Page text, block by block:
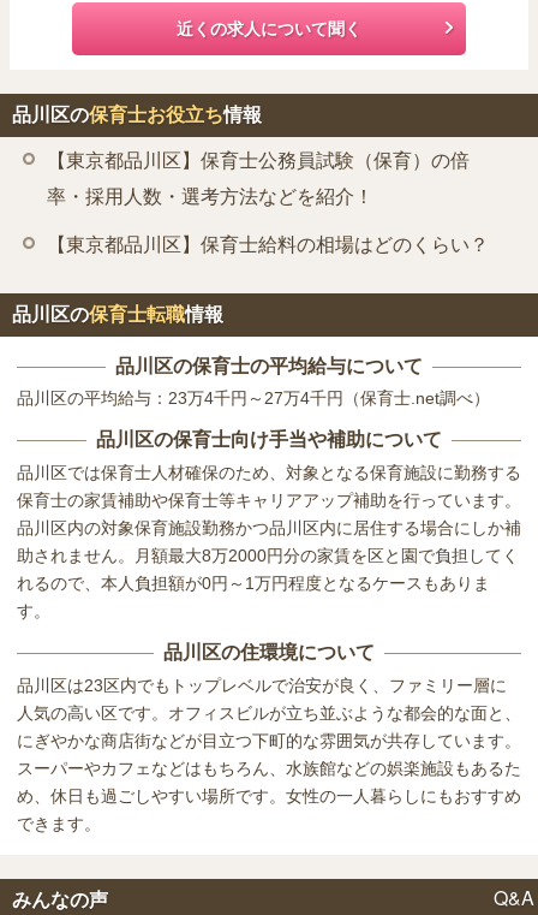
近くの求人について聞く
品川区の保育士お役立ち情報
【東京都品川区】保育士公務員試験（保育）の倍
率・採用人数・選考方法などを紹介！
【東京都品川区】保育士給料の相場はどのくらい？
品川区の保育士転職情報
品川区の保育士の平均給与について
品川区の平均給与：23万4千円～27万4千円（保育士.net調べ）
品川区の保育士向け手当や補助について
品川区では保育士人材確保のため、対象となる保育施設に勤務する
保育士の家賃補助や保育士等キャリアアップ補助を行っています。
品川区内の対象保育施設勤務かつ品川区内に居住する場合にしか補
助されません。月額最大8万2000円分の家賃を区と園で負担してく
れるので、本人負担額が0円～1万円程度となるケースもありま
す。
品川区の住環境について
品川区は23区内でもトップレベルで治安が良く、ファミリー層に
人気の高い区です。オフィスビルが立ち並ぶような都会的な面と、
にぎやかな商店街などが目立つ下町的な雰囲気が共存しています。
スーパーやカフェなどはもちろん、水族館などの娯楽施設もあるた
め、休日も過ごしやすい場所です。女性の一人暮らしにもおすすめ
できます。
みんなの声 Q&A